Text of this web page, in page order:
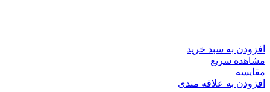
افزودن به سبد خرید
مشاهده سریع
مقایسه
افزودن به علاقه مندی